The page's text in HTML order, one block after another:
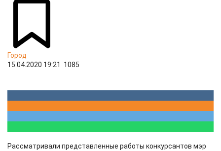
Город
15.04.2020 19:21
1085
Рассматривали представленные работы конкурсантов мэр